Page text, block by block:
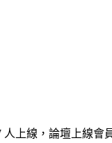
人上線，論壇上線會